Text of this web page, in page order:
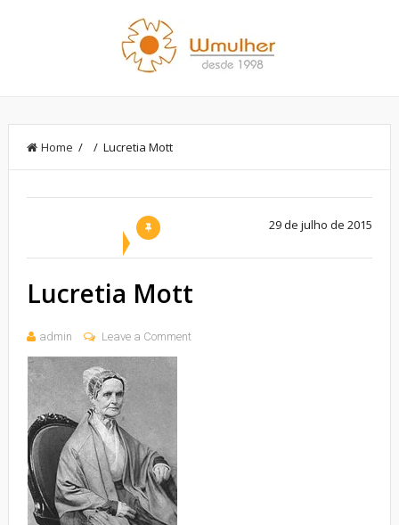
Home / / Lucretia Mott
29 de julho de 2015
Lucretia Mott
admin Leave a Comment